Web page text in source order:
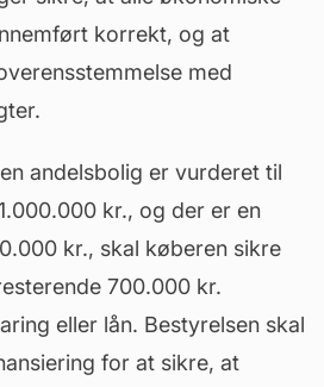
korrekt, og at
med
andelsbolig er vurderet til
kr., og der er en
kr., skal køberen sikre
700.000 kr.
eller lån. Bestyrelsen skal
for at sikre, at